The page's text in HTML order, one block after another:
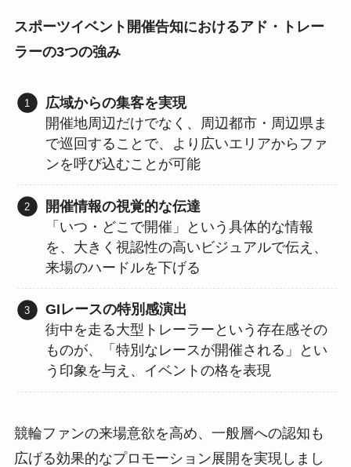
スポーツイベント開催告知におけるアド・トレー
ラーの3つの強み
広域からの集客を実現
開催地周辺だけでなく、周辺都市・周辺県ま
で巡回することで、より広いエリアからファ
ンを呼び込むことが可能
開催情報の視覚的な伝達
「いつ・どこで開催」という具体的な情報
を、大きく視認性の高いビジュアルで伝え、
来場のハードルを下げる
GIレースの特別感演出
街中を走る大型トレーラーという存在感その
ものが、「特別なレースが開催される」とい
う印象を与え、イベントの格を表現
競輪ファンの来場意欲を高め、一般層への認知も
広げる効果的なプロモーション展開を実現しまし